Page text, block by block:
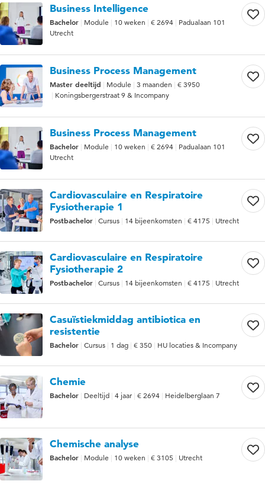
Business Intelligence
Bachelor Module 10 weken € 2694
Padualaan 101
Utrecht
Business Process Management
Master deeltijd Module 3 maanden
€ 3950
Koningsbergerstraat 9 & Incompany
Business Process Management
Bachelor Module 10 weken € 2694
Padualaan 101
Utrecht
Cardiovasculaire en Respiratoire
Fysiotherapie 1
Postbachelor Cursus 14 bijeenkomsten € 4175 Utrecht
Cardiovasculaire en Respiratoire
Fysiotherapie 2
Postbachelor Cursus 14 bijeenkomsten € 4175 Utrecht
Casuïstiekmiddag antibiotica en
resistentie
Bachelor Cursus 1 dag € 350 HU locaties & Incompany
Chemie
Bachelor Deeltijd 4 jaar € 2694 Heidelberglaan 7
Chemische analyse
Bachelor Module 10 weken € 3105 Utrecht